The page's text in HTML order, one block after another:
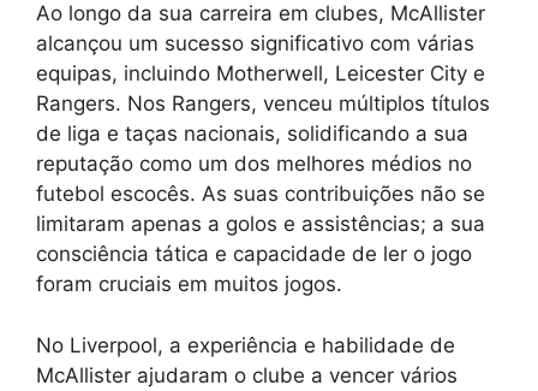
Ao longo da sua carreira em clubes, McAllister
alcançou um sucesso significativo com várias
equipas, incluindo Motherwell, Leicester City e
Rangers. Nos Rangers, venceu múltiplos títulos
de liga e taças nacionais, solidificando a sua
reputação como um dos melhores médios no
futebol escocês. As suas contribuições não se
limitaram apenas a golos e assistências; a sua
consciência tática e capacidade de ler o jogo
foram cruciais em muitos jogos.
No Liverpool, a experiência e habilidade de
McAllister ajudaram o clube a vencer vários